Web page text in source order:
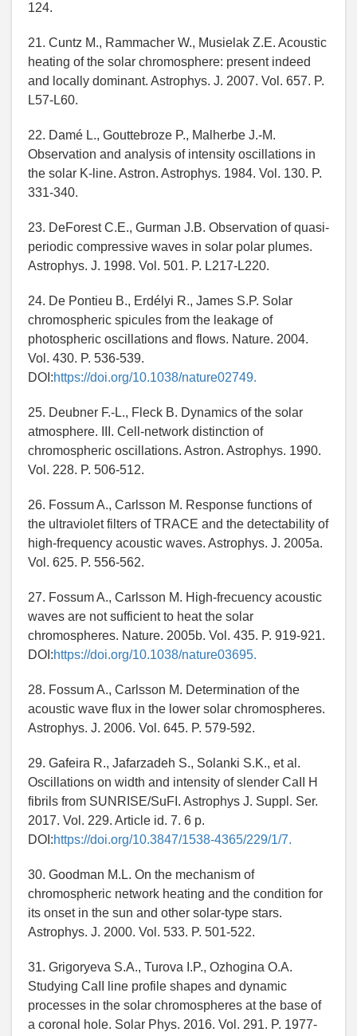
124.
21. Cuntz M., Rammacher W., Musielak Z.E. Acoustic
heating of the solar chromosphere: present indeed
and locally dominant. Astrophys. J. 2007. Vol. 657. P.
L57-L60.
22. Damé L., Gouttebroze P., Malherbe J.-M.
Observation and analysis of intensity oscillations in
the solar K-line. Astron. Astrophys. 1984. Vol. 130. P.
331-340.
23. DeForest C.E., Gurman J.B. Observation of quasi-
periodic compressive waves in solar polar plumes.
Astrophys. J. 1998. Vol. 501. P. L217-L220.
24. De Pontieu B., Erdélyi R., James S.P. Solar
chromospheric spicules from the leakage of
photospheric oscillations and flows. Nature. 2004.
Vol. 430. P. 536-539.
DOI:https://doi.org/10.1038/nature02749.
25. Deubner F.-L., Fleck B. Dynamics of the solar
atmosphere. III. Cell-network distinction of
chromospheric oscillations. Astron. Astrophys. 1990.
Vol. 228. P. 506-512.
26. Fossum A., Carlsson M. Response functions of
the ultraviolet filters of TRACE and the detectability of
high-frequency acoustic waves. Astrophys. J. 2005a.
Vol. 625. P. 556-562.
27. Fossum A., Carlsson M. High-frecuency acoustic
waves are not sufficient to heat the solar
chromospheres. Nature. 2005b. Vol. 435. P. 919-921.
DOI:https://doi.org/10.1038/nature03695.
28. Fossum A., Carlsson M. Determination of the
acoustic wave flux in the lower solar chromospheres.
Astrophys. J. 2006. Vol. 645. P. 579-592.
29. Gafeira R., Jafarzadeh S., Solanki S.K., et al.
Oscillations on width and intensity of slender CaII H
fibrils from SUNRISE/SuFI. Astrophys J. Suppl. Ser.
2017. Vol. 229. Article id. 7. 6 p.
DOI:https://doi.org/10.3847/1538-4365/229/1/7.
30. Goodman M.L. On the mechanism of
chromospheric network heating and the condition for
its onset in the sun and other solar-type stars.
Astrophys. J. 2000. Vol. 533. P. 501-522.
31. Grigoryeva S.A., Turova I.P., Ozhogina O.A.
Studying CaII line profile shapes and dynamic
processes in the solar chromospheres at the base of
a coronal hole. Solar Phys. 2016. Vol. 291. P. 1977-